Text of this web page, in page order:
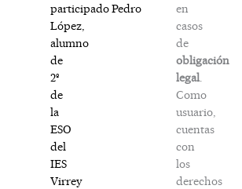
participado Pedro
López,
alumno
de
2º
de
la
ESO
del
IES
Virrey
en
casos
de
obligación
legal.
Como
usuario,
cuentas
con
los
derechos